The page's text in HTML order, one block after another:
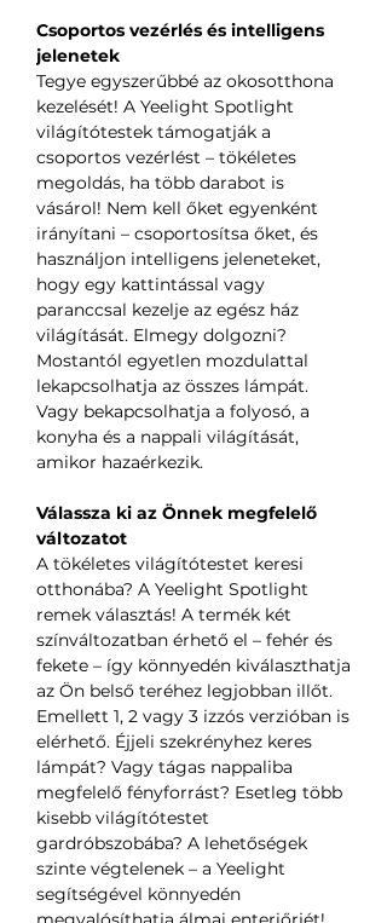
Csoportos vezérlés és intelligens
jelenetek
Tegye egyszerűbbé az okosotthona
kezelését! A Yeelight Spotlight
világítótestek támogatják a
csoportos vezérlést – tökéletes
megoldás, ha több darabot is
vásárol! Nem kell őket egyenként
irányítani – csoportosítsa őket, és
használjon intelligens jeleneteket,
hogy egy kattintással vagy
paranccsal kezelje az egész ház
világítását. Elmegy dolgozni?
Mostantól egyetlen mozdulattal
lekapcsolhatja az összes lámpát.
Vagy bekapcsolhatja a folyosó, a
konyha és a nappali világítását,
amikor hazaérkezik.
Válassza ki az Önnek megfelelő
változatot
A tökéletes világítótestet keresi
otthonába? A Yeelight Spotlight
remek választás! A termék két
színváltozatban érhető el – fehér és
fekete – így könnyedén kiválaszthatja
az Ön belső teréhez legjobban illőt.
Emellett 1, 2 vagy 3 izzós verzióban is
elérhető. Éjjeli szekrényhez keres
lámpát? Vagy tágas nappaliba
megfelelő fényforrást? Esetleg több
kisebb világítótestet
gardróbszobába? A lehetőségek
szinte végtelenek – a Yeelight
segítségével könnyedén